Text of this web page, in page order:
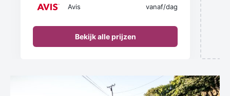
Avis vanaf/dag
Bekijk alle prijzen